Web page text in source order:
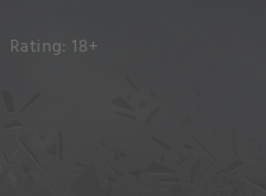
Rating: 18+